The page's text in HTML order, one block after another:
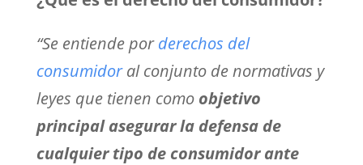
“Se entiende por derechos del
consumidoral conjunto de normativas y
leyes que tienen como objetivo
principal asegurar la defensa de
cualquier tipo de consumidor ante